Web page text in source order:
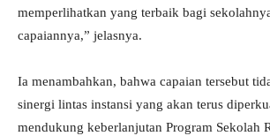
memperlihatkan yang terbaik bagi
capaiannya,” jelasnya.
Ia menambahkan, bahwa capaian tersebut
sinergi lintas instansi yang akan terus
mendukung keberlanjutan Program Sekolah